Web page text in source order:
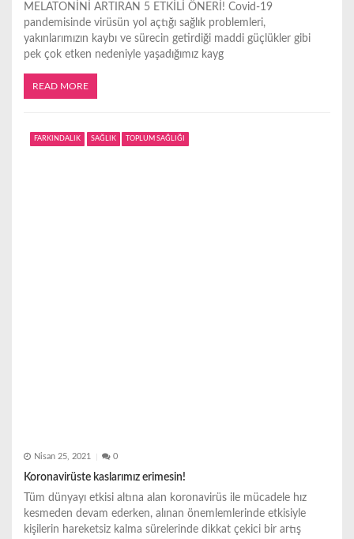
MELATONİNİ ARTIRAN 5 ETKİLİ ÖNERİ! Covid-19
pandemisinde virüsün yol açtığı sağlık problemleri,
yakınlarımızın kaybı ve sürecin getirdiği maddi güçlükler gibi
pek çok etken nedeniyle yaşadığımız kayg
READ MORE
FARKINDALIK SAĞLIK TOPLUM SAĞLIĞI
Nisan 25, 2021 0
Koronavirüste kaslarımız erimesin!
Tüm dünyayı etkisi altına alan koronavirüs ile mücadele hız
kesmeden devam ederken, alınan önemlemlerinde etkisiyle
kişilerin hareketsiz kalma sürelerinde dikkat çekici bir artış